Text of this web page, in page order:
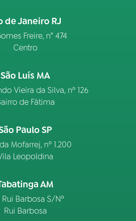
de Janeiro RJ
Freire, n° 474
Centro
São Luís MA
Vieira da Silva, nº 126
de Fátima
Paulo SP
Mofarrej, nº 1.200
Leopoldina
AM
Rui Barbosa S/Nº
Rui Barbosa